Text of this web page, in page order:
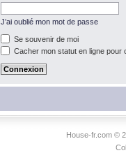
J’ai oublié mon mot de passe
Se souvenir de moi
Cacher mon statut en ligne pour
House-fr.com ©